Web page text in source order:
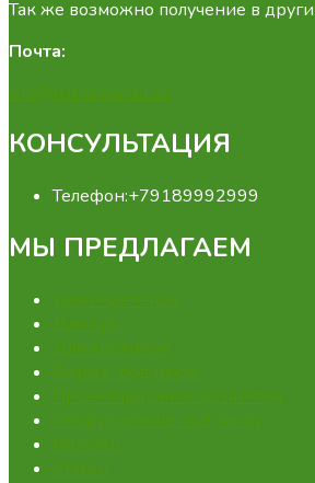
Так же возможно получение в
Почта:
info@fermamarket.su
КОНСУЛЬТАЦИЯ
Телефон:+79189992999
МЫ ПРЕДЛАГАЕМ
Для перепелов
Для кур
Для кроликов
Ферма "под ключ"
Проектирование хозяйства
Оборудование под заказ
Новости
Статьи